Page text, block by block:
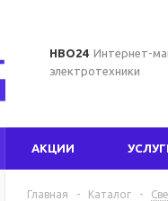
НВО24 Интернет-
электротехники
АКЦИИ
Главная - Каталог -